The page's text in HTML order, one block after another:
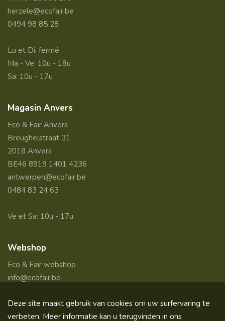
herzele@ecofair.be
0494 98 85 28
Lu et Di: fermé
Ma - Ve: 10u - 18u
Sa: 10u - 17u
Magasin Anvers
Eco & Fair Anvers
Breughelstraat 31
2018 Anvers
BE46 8919 1401 4236
antwerpen@ecofair.be
0484 83 24 63
Ve et Sa: 10u - 17u
Webshop
Eco & Fair webshop
info@ecofair.be
Deze site maakt gebruik van cookies om uw surfervaring te
verbeten. Meer informatie kan u terugvinden in ons